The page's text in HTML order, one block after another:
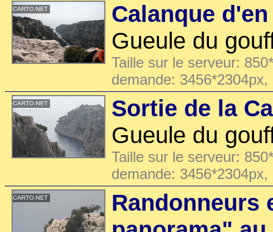
Calanque
Gueule du
Taille sur le serveur:
demande:
Sortie de la
Gueule du
Taille sur le serveur:
demande:
Randonneurs